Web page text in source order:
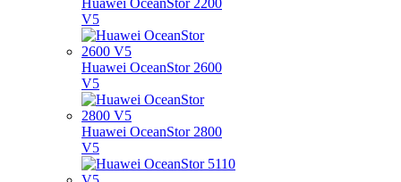
Huawei OceanStor 2200
V5
Huawei OceanStor 2600
V5
Huawei OceanStor 2800
V5